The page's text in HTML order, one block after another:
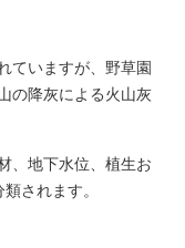
ていますが、野草園
の降灰による火山灰
、地下水位、植生お
されます。